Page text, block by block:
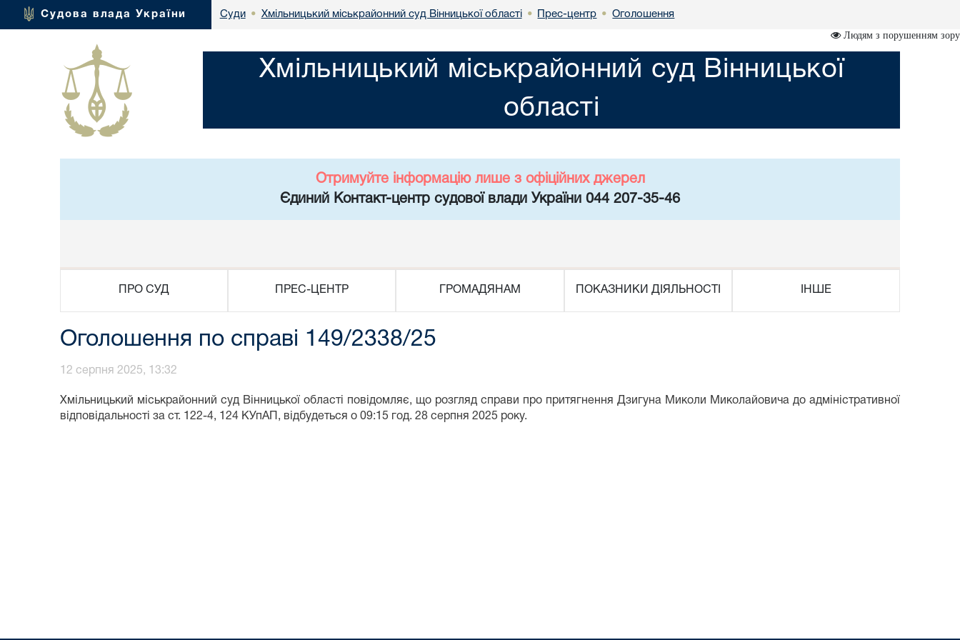
Судова влада України Суди • Хмільницький міськрайонний суд Вінницької області • Прес-центр • Оголошення
Людям з порушенням зору
Хмільницький міськрайонний суд Вінницької
області
Отримуйте інформацію лише з офіційних джерел
Єдиний Контакт-центр судової влади України 044 207-35-46
ПРО СУД ПРЕС-ЦЕНТР ГРОМАДЯНАМ ПОКАЗНИКИ ДІЯЛЬНОСТІ ІНШЕ
Оголошення по справі 149/2338/25
12 серпня 2025, 13:32
Хмільницький міськрайонний суд Вінницької області повідомляє, що розгляд справи про притягнення Дзигуна Миколи Миколайовича до адміністративної
відповідальності за ст. 122-4, 124 КУпАП, відбудеться о 09:15 год. 28 серпня 2025 року.